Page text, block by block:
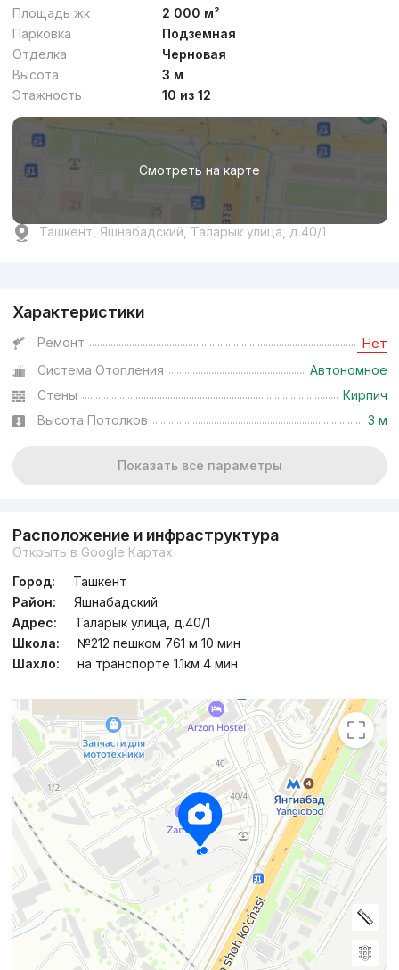
Площадь жк
2 000 м²
Парковка
Подземная
Отделка
Черновая
Высота
3 м
Этажность
10 из 12
Смотреть на карте
Ташкент, Яшнабадский, Таларык улица, д.40/1
Характеристики
Ремонт Нет
Система Отопления
Автономное
Стены
Кирпич
Высота Потолков
3 м
Показать все параметры
Расположение и инфраструктура
Открыть в Google Картах
Город:
Ташкент
Район:
Яшнабадский
Адрес:
Таларык улица, д.40/1
Школа:
№212 пешком 761 м 10 мин
Шахло:
на транспорте 1.1км 4 мин